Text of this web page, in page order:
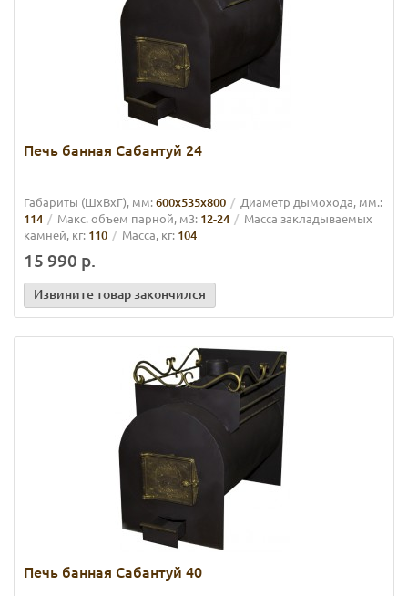
Печь банная Сабантуй 24
Габариты (ШхВхГ), мм:600х535х800 Диаметр дымохода, мм.:
114 Макс. объем парной, м3: 12-24
Масса закладываемых
камней, кг: 110 Масса, кг: 104
15 990 р.
Извините товар закончился
Печь банная Сабантуй 40